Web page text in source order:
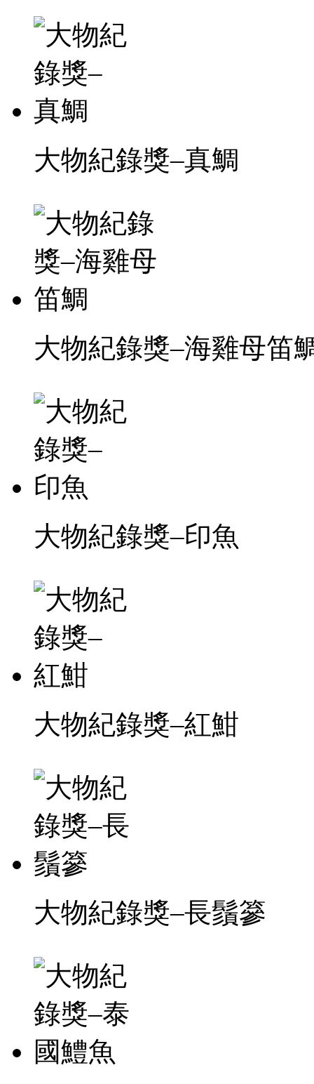
大物紀錄獎–真鯛
大物紀錄獎–海雞母笛
大物紀錄獎–印魚
大物紀錄獎–紅魽
大物紀錄獎–長鬚篸